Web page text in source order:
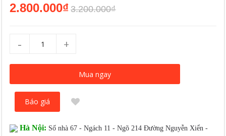
2.800.000₫ 3.200.000₫
- +
Mua ngay
Báo giá
Hà Nội: Số nhà 67 - Ngách 11 - Ngõ 214 Đường Nguyễn Xiển -